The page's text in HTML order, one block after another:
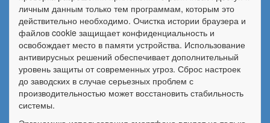
личным данным только тем программам, которым это
действительно необходимо. Очистка истории браузера и
файлов cookie защищает конфиденциальность и
освобождает место в памяти устройства. Использование
антивирусных решений обеспечивает дополнительный
уровень защиты от современных угроз. Сброс настроек
до заводских в случае серьезных проблем с
производительностью может восстановить стабильность
системы.